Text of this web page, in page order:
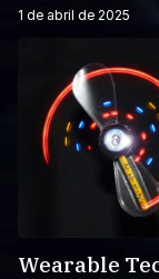
1 de abril de 2025
Wearable